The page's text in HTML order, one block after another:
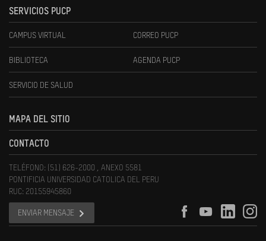
SERVICIOS PUCP
CAMPUS VIRTUAL CORREO PUCP
BIBLIOTECA AGENDA PUCP
SERVICIO DE SALUD
MAPA DEL SITIO
CONTACTO
TELÉFONO: (51) 626-2000 , ANEXO 5581
PONTIFICIA UNIVERSIDAD CATOLICA DEL PERU
RUC: 20155945860
ENVIAR MENSAJE